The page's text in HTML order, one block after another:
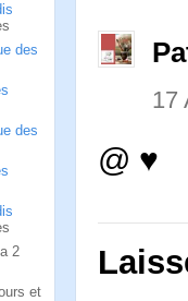
des
des
2
et
17
@ ♥